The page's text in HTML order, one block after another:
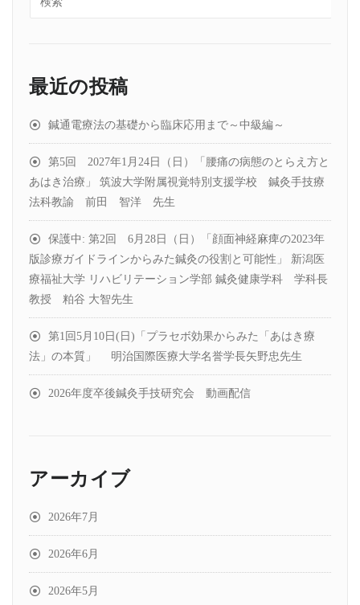
最近の投稿
鍼通電療法の基礎から臨床応用まで～中級編～
第5回 2027年1月24日（日）「腰痛の病態のとらえ方と
あはき治療」 筑波大学附属視覚特別支援学校 鍼灸手技療
法科教諭 前田 智洋 先生
保護中: 第2回 6月28日（日）「顔面神経麻痺の2023年
版診療ガイドラインからみた鍼灸の役割と可能性」 新潟医
療福祉大学 リハビリテーション学部 鍼灸健康学科 学科長
教授 粕谷 大智先生
第1回5月10日(日)「プラセボ効果からみた「あはき療
法」の本質」 明治国際医療大学名誉学長矢野忠先生
2026年度卒後鍼灸手技研究会 動画配信
アーカイブ
2026年7月
2026年6月
2026年5月